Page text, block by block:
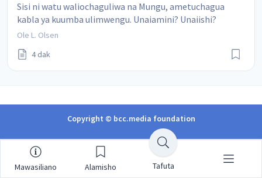
Sisi ni watu waliochaguliwa na Mungu, ametuchagua
kabla ya kuumba ulimwengu. Unaiamini? Unaiishi?
Ole L. Olsen
4 dak
Copyright © bcc.media foundation
Mawasiliano Alamisho Tafuta